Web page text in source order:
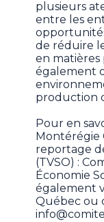
plusieurs
entre les
de réduire
en
également
production
Pour en
Montérégie
reportage
(TVSO) :
Économie
également
Québec ou